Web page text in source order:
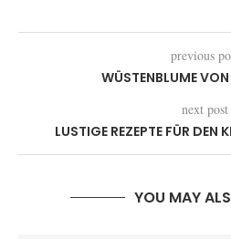
previous
WÜSTENBLUME
next post
LUSTIGE REZEPTE FÜR DEN
YOU MAY